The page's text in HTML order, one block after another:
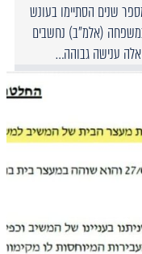
שנים הסתיימו בעונש
במשפחה (אלמ"ב) נחשבים
ענישה גבוהה…